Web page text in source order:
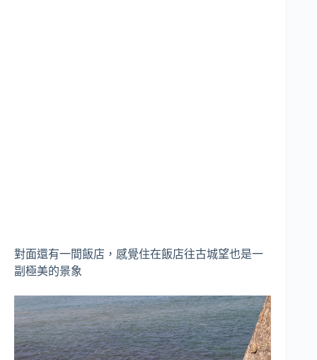
對面還有一間飯店，感覺住在飯店往古城望也是一
副極美的景象